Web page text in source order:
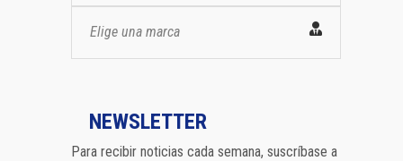
Elige una marca
NEWSLETTER
Para recibir noticias cada semana, suscríbase a